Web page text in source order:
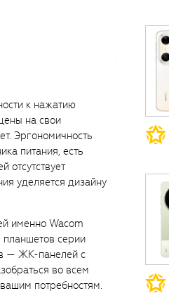
к нажатию
на свои
Эргономичность
питания, есть
отсутствует
уделяется дизайну
именно Wacom
серии
— ЖК-панелей с
во всем
потребностям.